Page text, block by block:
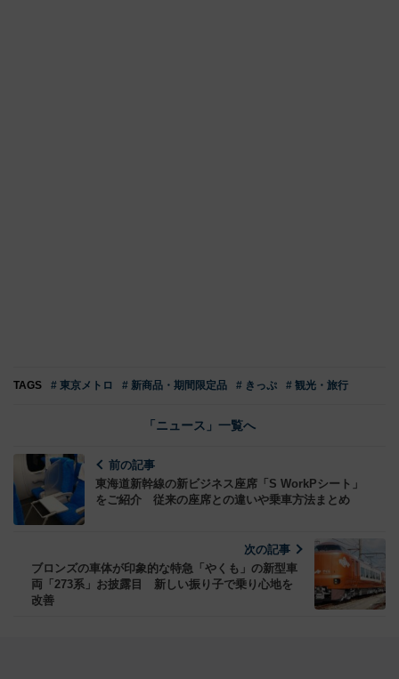
TAGS # 東京メトロ # 新商品・期間限定品 # きっぷ # 観光・旅行
「ニュース」一覧へ
前の記事
東海道新幹線の新ビジネス座席「S WorkPシート」
をご紹介 従来の座席との違いや乗車方法まとめ
次の記事
ブロンズの車体が印象的な特急「やくも」の新型車
両「273系」お披露目 新しい振り子で乗り心地を
改善